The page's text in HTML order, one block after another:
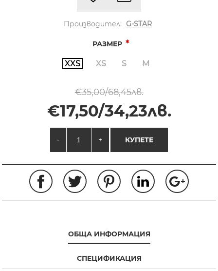
Производител: G-STAR
РАЗМЕР *
XXS XS S M
€35,00/68,45лв.
€17,50/34,23лв.
- + КУПЕТЕ
ОБЩА ИНФОРМАЦИЯ
СПЕЦИФИКАЦИЯ